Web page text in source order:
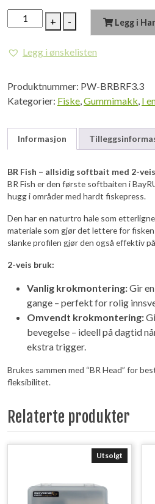
+
Bayruf
BR
3.3
antall
- Legg i
Legg i ønskelisten
Produktnummer: PW-BRBRF3.3
Kategorier: Fiske,Gummimakk, I
Informasjon
BR Fish – allsidig softbait med 2-
BR Fish er den første softbaiten i
hugg i områder med hardt fiskepress.
Den har en naturtro hale som
materiale som gjør det lettere for
slanke profilen gjør den også effektiv
2-veis bruk:
Vanlig krokmontering:Gir
gange – perfekt for rolig
Omvendt krokmontering:
bevegelse – ideell på dagtid
ekstra trigger.
Brukes sammen med “BR Head” for
fleksibilitet.
Relaterte produkter
Utsolgt